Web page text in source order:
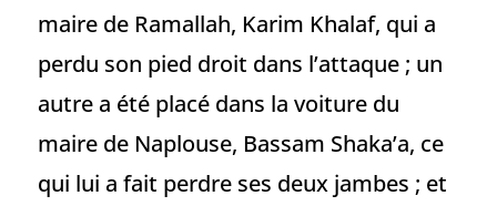
maire de Ramallah, Karim Khalaf, qui a
perdu son pied droit dans l’attaque ; un
autre a été placé dans la voiture du
maire de Naplouse, Bassam Shaka’a, ce
qui lui a fait perdre ses deux jambes ; et